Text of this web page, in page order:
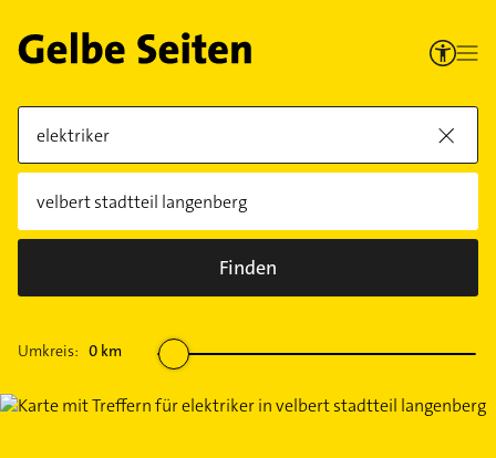
Finden
Umkreis: 0 km